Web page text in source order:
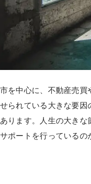
を中心に、不動産売
られている大きな要
ります。人生の大き
ポートを行っているの